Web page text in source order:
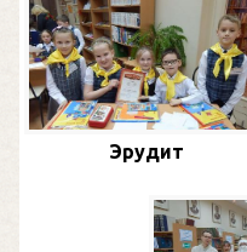
Эрудит